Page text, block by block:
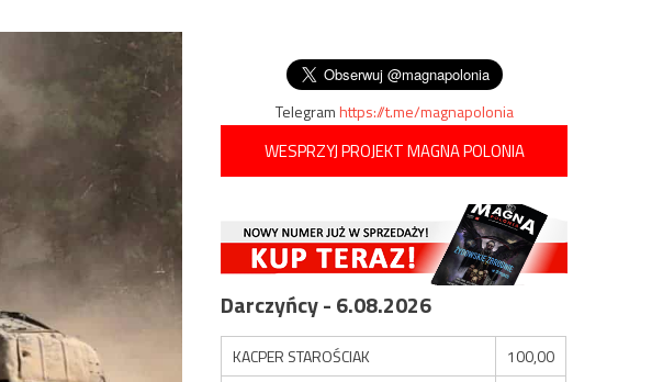
Telegramhttps://t.me/magnapolonia
WESPRZYJ PROJEKT MAGNA POLONIA
Darczyńcy - 6.08.2026
KACPER STAROŚCIAK
100,00